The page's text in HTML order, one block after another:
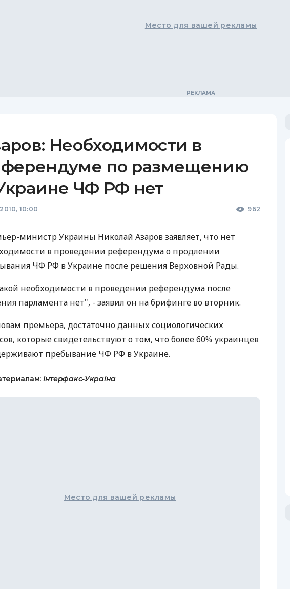
Место для вашей рекламы
Необходимости в
по размещению
ЧФ РФ нет
10:00 962
министр Украины Николай Азаров заявляет, что нет
в проведении референдума о продлении
ЧФ РФ в Украине после решения Верховной Рады.
необходимости в проведении референдума после
парламента нет", - заявил он на брифинге во вторник.
премьера, достаточно данных социологических
которые свидетельствуют о том, что более 60% украинцев
пребывание ЧФ РФ в Украине.
Інтерфакс-Україна
Место для вашей рекламы